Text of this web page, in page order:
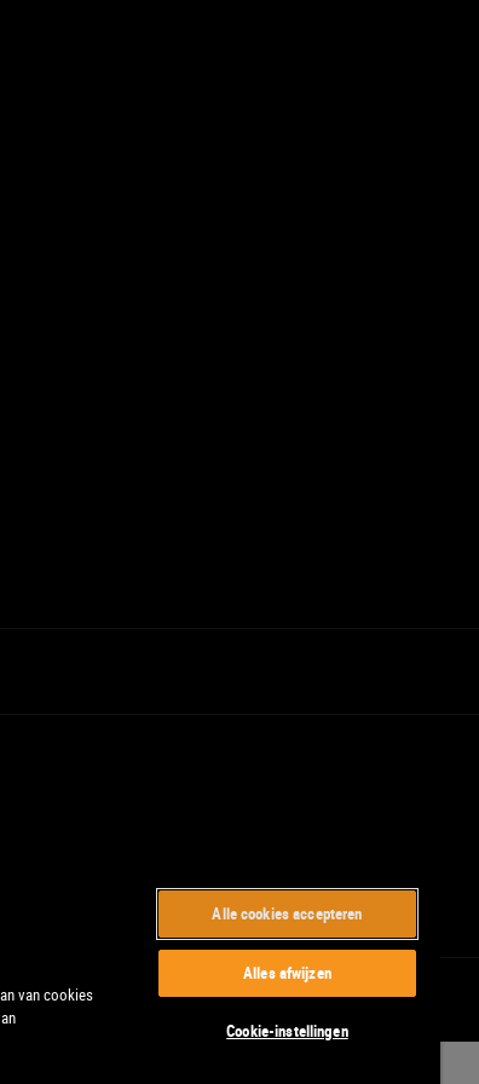
van cookies
Alle cookies accepteren
Alles afwijzen
Cookie-instellingen